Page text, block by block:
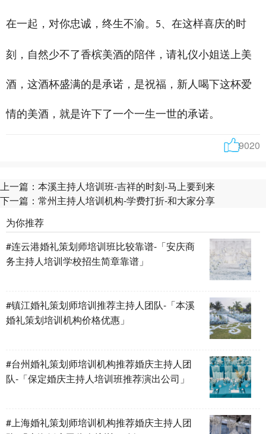
在一起，对你忠诚，终生不渝。 5、在这样喜庆的时
刻，自然少不了香槟美酒的陪伴，请礼仪小姐送上美
酒，这酒杯盛满的是承诺，是祝福，新人喝下这杯爱
情的美酒，就是许下了一个一生一世的承诺。
9020
上一篇： 本溪主持人培训班-吉祥的时刻-马上要到来
下一篇： 常州主持人培训机构-学费打折-和大家分享
为你推荐
#连云港婚礼策划师培训班比较靠谱-「安庆商
务主持人培训学校招生简章靠谱」
#镇江婚礼策划师培训推荐主持人团队-「本溪
婚礼策划培训机构价格优惠」
#台州婚礼策划师培训机构推荐婚庆主持人团
队-「保定婚庆主持人培训班推荐演出公司」
#上海婚礼策划师培训机构推荐婚庆主持人团